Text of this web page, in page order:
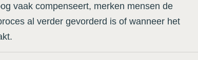
vaak compenseert, merken mensen de
al verder gevorderd is of wanneer het